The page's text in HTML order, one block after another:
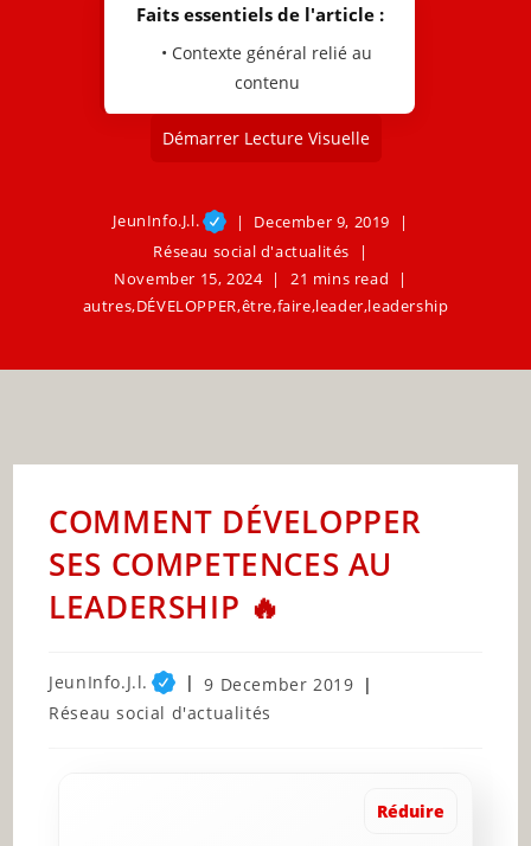
Faits essentiels de l'article :
• Contexte général relié au
contenu
Démarrer Lecture Visuelle
JeunInfo.J.l.
December 9, 2019
Réseau social d'actualités
November 15, 2024
21 mins read
autres,DÉVELOPPER,être,faire,leader,leadership
COMMENT DÉVELOPPER
SES COMPETENCES AU
LEADERSHIP 🔥
Post
author:
JeunInfo.J.l.
Post
published:
9 December 2019
Post
Réseau social d'actualités
Réduire